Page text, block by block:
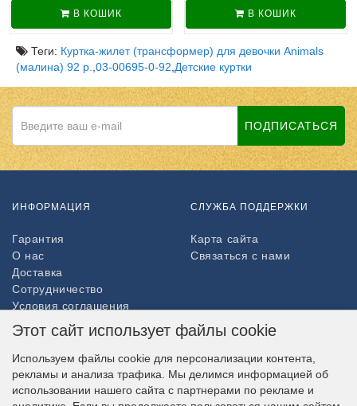
В КОШИК В КОШИК
Теги: Куртка-жилет (трансформер) для девочки Animals
(малина) 92 р. 03-00695-0-92 Детские куртки
ПОДПИСАТЬСЯ
ИНФОРМАЦИЯ
Гарантия
О нас
Доставка
Сотрудничество
Условия соглашения
Возврат товара
СЛУЖБА ПОДДЕРЖКИ
Карта сайта
Связаться с нами
Партнёры
НАШ МАГАЗИН В СОЦСЕТЯХ
Этот сайт использует файлы cookie
Используем файлы cookie для персонализации контента,
рекламы и анализа трафика. Мы делимся информацией об
использовании нашего сайта с партнерами по рекламе и